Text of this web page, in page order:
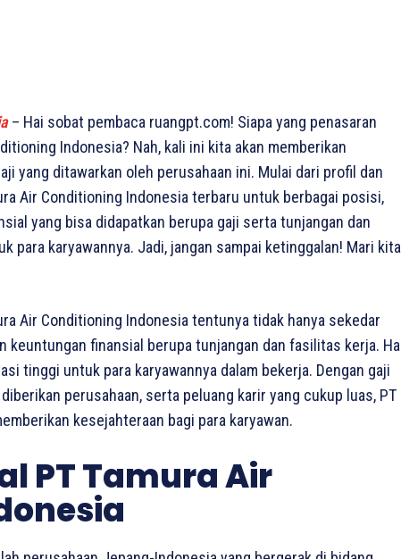
– Hai sobat pembaca ruangpt.com! Siapa yang penasaran
Indonesia? Nah, kali ini kita akan memberikan
yang ditawarkan oleh perusahaan ini. Mulai dari profil dan
Air Conditioning Indonesia terbaru untuk berbagai posisi,
yang bisa didapatkan berupa gaji serta tunjangan dan
para karyawannya. Jadi, jangan sampai ketinggalan! Mari kita
Air Conditioning Indonesia tentunya tidak hanya sekedar
keuntungan finansial berupa tunjangan dan fasilitas kerja. Hal
tinggi untuk para karyawannya dalam bekerja. Dengan gaji
perusahaan, serta peluang karir yang cukup luas, PT
kesejahteraan bagi para karyawan.
PT Tamura Air